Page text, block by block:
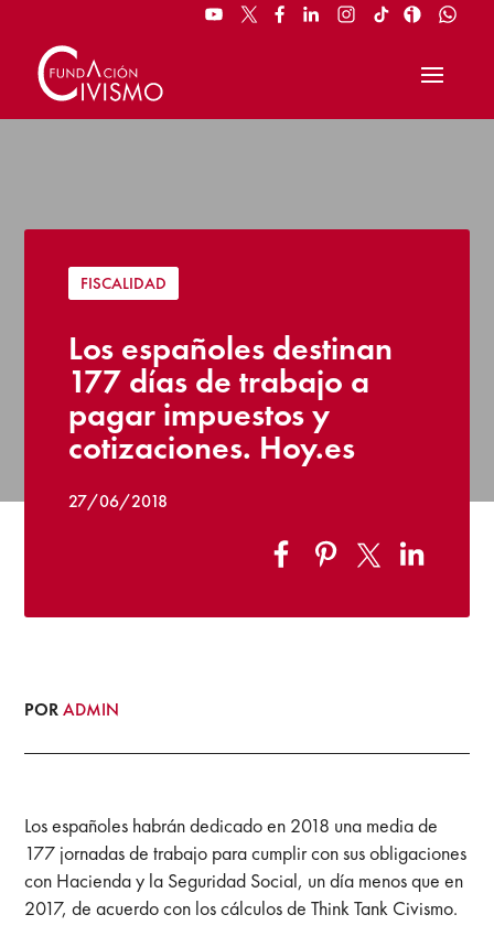
FISCALIDAD
Los españoles destinan
177 días de trabajo a
pagar impuestos y
cotizaciones. Hoy.es
27/06/2018
PORADMIN
Los españoles habrán dedicado en 2018 una media de
177 jornadas de trabajo para cumplir con sus obligaciones
con Hacienda y la Seguridad Social, un día menos que en
2017, de acuerdo con los cálculos de Think Tank Civismo.